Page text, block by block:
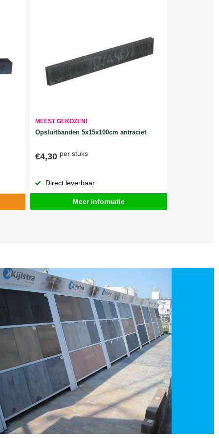
MEEST GEKOZEN!
Opsluitbanden 5x15x100cm antraciet
€4,30 per stuks
Direct leverbaar
Meer informatie